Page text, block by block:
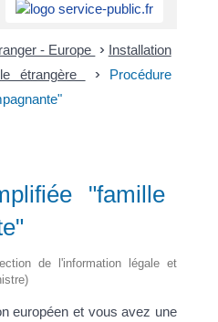
- Europe > Installation
étrangère
>
Procédure
"famille
de l'information légale et
européen et vous avez une